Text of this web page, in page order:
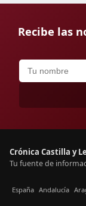
Recibe las
Crónica Castilla y
Tu fuente de
España Andalucía